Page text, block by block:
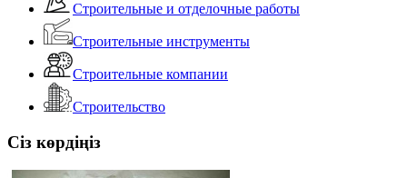
Строительные и отделочные работы
Строительные инструменты
Строительные компании
Строительство
Сіз көрдіңіз